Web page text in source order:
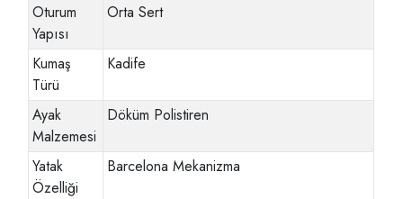
Oturum
Yapısı
Orta Sert
Kumaş
Türü
Kadife
Ayak
Malzemesi
Döküm Polistiren
Yatak
Özelliği
Barcelona Mekanizma